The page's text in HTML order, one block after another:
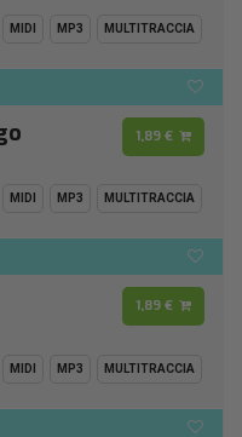
MIDI MP3 MULTITRACCIA
1,89 €
MIDI MP3 MULTITRACCIA
1,89 €
MIDI MP3 MULTITRACCIA